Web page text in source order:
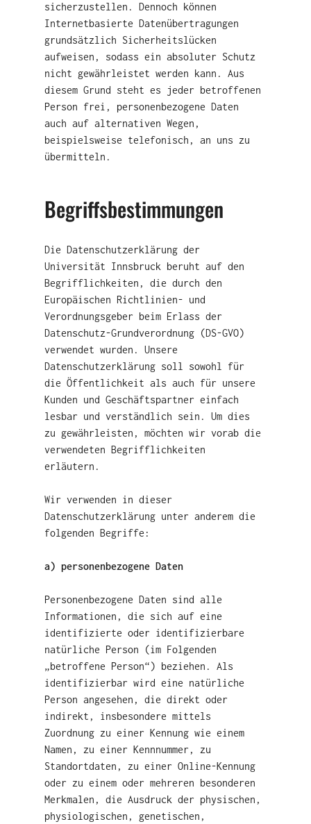
sicherzustellen. Dennoch können
Internetbasierte Datenübertragungen
grundsätzlich Sicherheitslücken
aufweisen, sodass ein absoluter Schutz
nicht gewährleistet werden kann. Aus
diesem Grund steht es jeder betroffenen
Person frei, personenbezogene Daten
auch auf alternativen Wegen,
beispielsweise telefonisch, an uns zu
übermitteln.
Begriffsbestimmungen
Die Datenschutzerklärung der
Universität Innsbruck beruht auf den
Begrifflichkeiten, die durch den
Europäischen Richtlinien- und
Verordnungsgeber beim Erlass der
Datenschutz-Grundverordnung (DS-GVO)
verwendet wurden. Unsere
Datenschutzerklärung soll sowohl für
die Öffentlichkeit als auch für unsere
Kunden und Geschäftspartner einfach
lesbar und verständlich sein. Um dies
zu gewährleisten, möchten wir vorab die
verwendeten Begrifflichkeiten
erläutern.
Wir verwenden in dieser
Datenschutzerklärung unter anderem die
folgenden Begriffe:
a) personenbezogene Daten
Personenbezogene Daten sind alle
Informationen, die sich auf eine
identifizierte oder identifizierbare
natürliche Person (im Folgenden
„betroffene Person“) beziehen. Als
identifizierbar wird eine natürliche
Person angesehen, die direkt oder
indirekt, insbesondere mittels
Zuordnung zu einer Kennung wie einem
Namen, zu einer Kennnummer, zu
Standortdaten, zu einer Online-Kennung
oder zu einem oder mehreren besonderen
Merkmalen, die Ausdruck der physischen,
physiologischen, genetischen,